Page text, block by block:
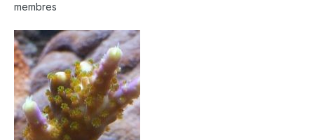
membres